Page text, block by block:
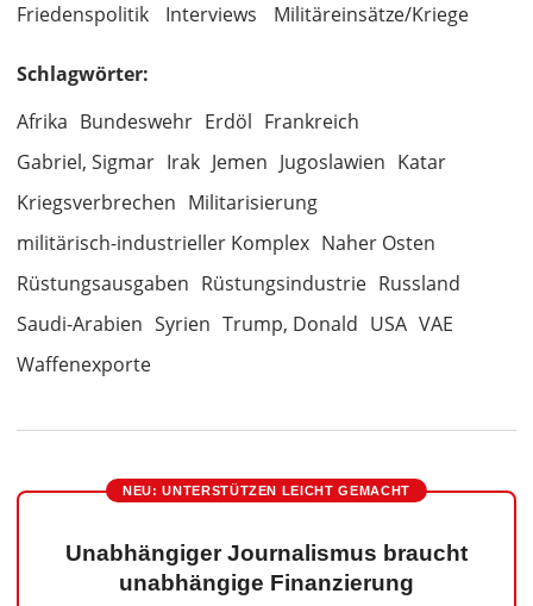
Friedenspolitik
Interviews Militäreinsätze/Kriege
Schlagwörter:
Afrika Bundeswehr Erdöl Frankreich
Gabriel, Sigmar Irak Jemen Jugoslawien Katar
Kriegsverbrechen Militarisierung
militärisch-industrieller Komplex Naher Osten
Rüstungsausgaben Rüstungsindustrie Russland
Saudi-Arabien Syrien Trump, Donald USA VAE
Waffenexporte
NEU: UNTERSTÜTZEN LEICHT GEMACHT
Unabhängiger Journalismus braucht
unabhängige Finanzierung